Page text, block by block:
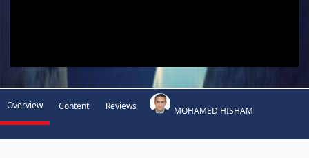
Overview Content Reviews MOHAMED HISHAM